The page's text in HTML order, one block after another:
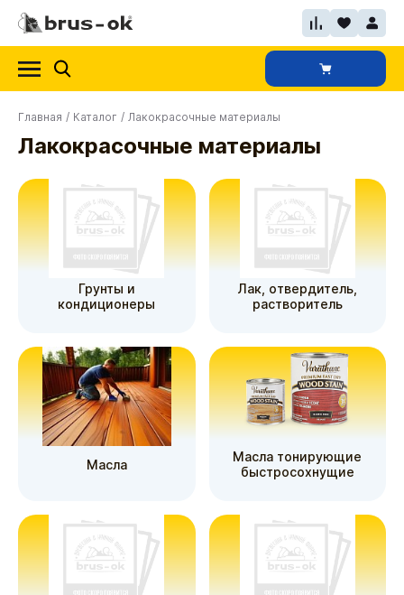
Главная / Каталог / Лакокрасочные материалы
Лакокрасочные материалы
Грунты и
кондиционеры
Лак, отвердитель,
растворитель
Масла
Масла тонирующие
быстросохнущие